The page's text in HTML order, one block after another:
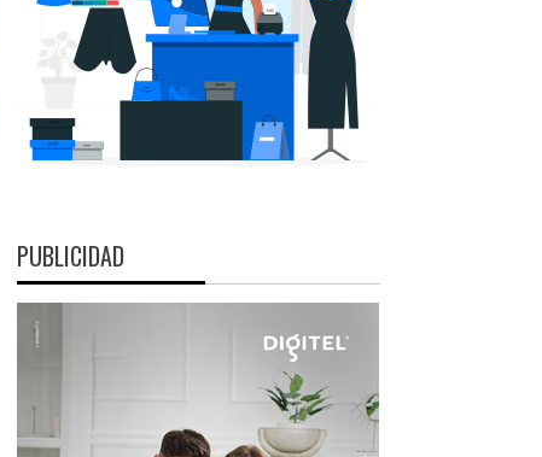
PUBLICIDAD